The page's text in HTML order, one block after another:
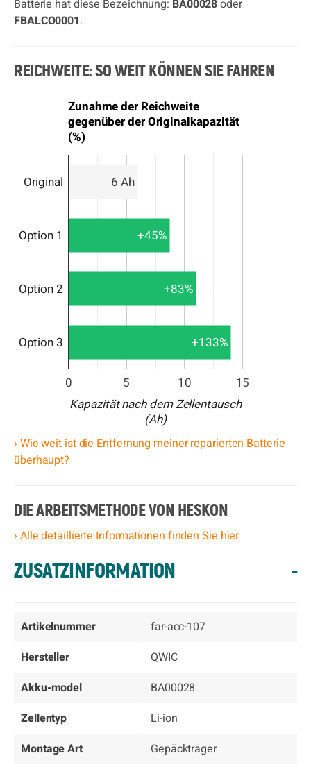
Batterie hat diese Bezeichnung: BA00028oder
FBALCO0001.
REICHWEITE: SO WEIT KÖNNEN SIE FAHREN
Zunahme der Reichweite
gegenüber der Originalkapazität
(%)
0 5 10 15
Original
Option 1
Option 2
Option 3
6 Ah
+45%
+83%
+133%
Kapazität nach dem Zellentausch
(Ah)
› Wie weit ist die Entfernung meiner reparierten Batterie
überhaupt?
DIE ARBEITSMETHODE VON HESKON
› Alle detaillierte Informationen finden Sie hier
ZUSATZINFORMATION -
Artikelnummer
far-acc-107
Hersteller
QWIC
Akku-model
BA00028
Zellentyp
Li-ion
Montage Art
Gepäckträger